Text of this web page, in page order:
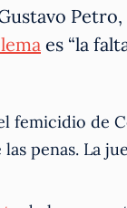
es “la
femicidio de
penas. La